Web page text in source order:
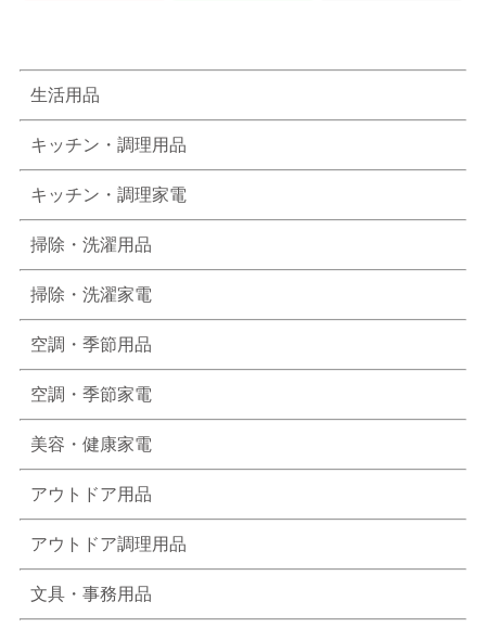
生活用品
キッチン・調理用品
キッチン・調理家電
掃除・洗濯用品
掃除・洗濯家電
空調・季節用品
空調・季節家電
美容・健康家電
アウトドア用品
アウトドア調理用品
文具・事務用品